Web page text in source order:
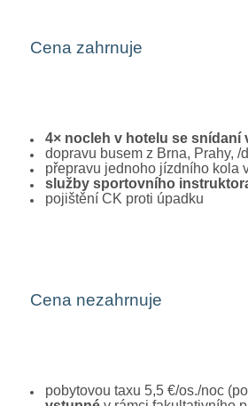
Cena zahrnuje
4× nocleh v hotelu se snídaní
dopravu busem z Brna, Prahy,
přepravu jednoho jízdního kola
služby sportovního
pojištění CK proti úpadku
Cena nezahrnuje
pobytovou taxu 5,5 €/os./noc